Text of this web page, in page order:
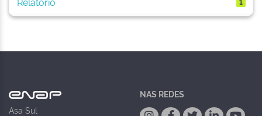
Asa Sul
NAS REDES